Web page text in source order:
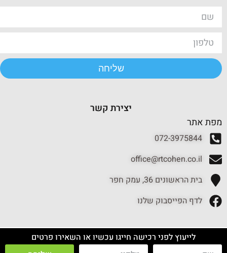
שליחה
יצירת קשר
מפת אתר
072-3975844
office@rtcohen.co.il
בית הראשונים 36, עמק חפר
לדף הפייסבוק שלנו
לייעוץ לפני רכישה חייגו עכשיו או השאירו פרטים